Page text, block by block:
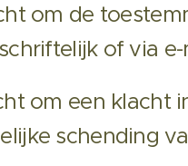
om de
of via
om een klacht
schending